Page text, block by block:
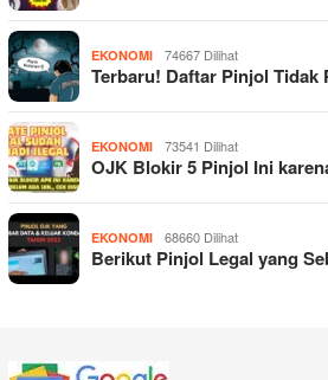
EKONOMI 74667 Dilihat
Terbaru! Daftar Pinjol
EKONOMI 73541 Dilihat
OJK Blokir 5 Pinjol Ini
EKONOMI 68660 Dilihat
Berikut Pinjol Legal yang